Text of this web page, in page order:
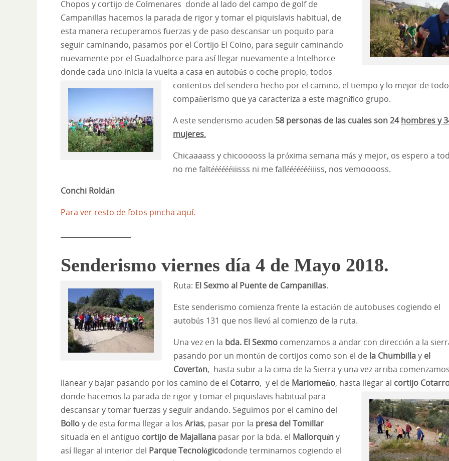
Chopos y cortijo de Colmenares donde al lado del campo de golf de
Campanillas hacemos la parada de rigor y tomar el piquislavis habitual, de
esta manera recuperamos fuerzas y de paso descansar un poquito para
seguir caminando, pasamos por el Cortijo El Coino, para seguir caminando
nuevamente por el Guadalhorce para así llegar nuevamente a Intelhorce
donde cada uno inicia la vuelta a casa en autobús o coche propio, todos
contentos del sendero hecho por el camino, el tiempo y lo mejor de
compañerismo que ya caracteriza a este magnífico grupo.
A este senderismo acuden 58 personas de las cuales son 24hombres y
mujeres.
Chicaaaass y chicooooss la próxima semana más y mejor, os espero a
no me faltééééééiiisss ni me falléééééééiiiss, nos vemooooss.
Conchi Roldán
Para ver resto de fotos pincha aquí.
Senderismo viernes día 4 de Mayo 2018.
Ruta: El Sexmo al Puente de Campanillas.
Este senderismo comienza frente la estación de autobuses cogiendo el
autobús 131 que nos llevó al comienzo de la ruta.
Una vez en la bda. El Sexmo comenzamos a andar con dirección a la
pasando por un montón de cortijos como son el de la Chumbillay el
Covertón, hasta subir a la cima de la Sierra y una vez arriba
llanear y bajar pasando por los camino de el Cotarro, y el de Mariomeño, hasta llegar al cortijo
donde hacemos la parada de rigor y tomar el piquislavis habitual para
descansar y tomar fuerzas y seguir andando. Seguimos por el camino del
Bolloy de esta forma llegar a los Arias, pasar por la presa del Tomillar
situada en el antiguo cortijo de Majallana pasar por la bda. el Mallorquíny
así llegar al interior del Parque Tecnológicodonde terminamos cogiendo el